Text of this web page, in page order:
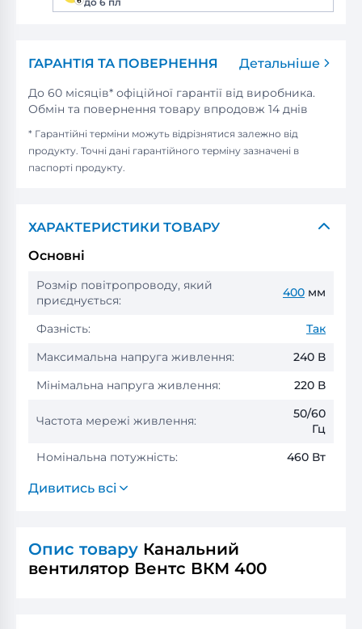
ГАРАНТІЯ ТА ПОВЕРНЕННЯ Детальніше
До 60 місяців* офіційної гарантії від виробника.
Обмін та повернення товару впродовж 14 днів
* Гарантійні терміни можуть відрізнятися залежно від
продукту. Точні дані гарантійного терміну зазначені в
паспорті продукту.
ХАРАКТЕРИСТИКИ ТОВАРУ
Основні
Розмір повітропроводу, який
приєднується:
400 мм
Фазність:
Так
Максимальна напруга живлення:
240 В
Мінімальна напруга живлення:
220 В
Частота мережі живлення:
50/60
Гц
Номінальна потужність:
460 Вт
Дивитись всі
Опис товару Канальний
вентилятор Вентс ВКМ 400